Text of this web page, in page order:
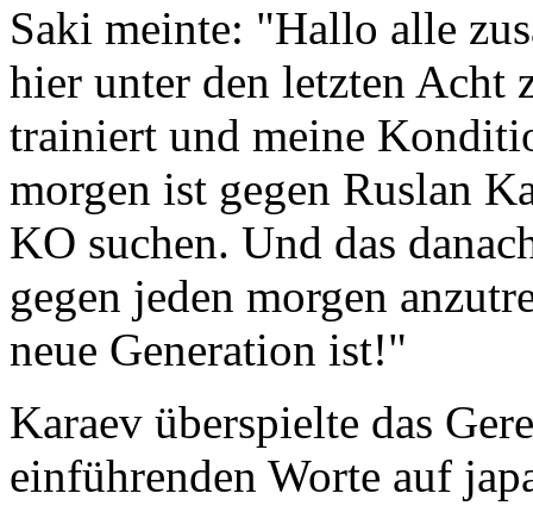
Saki meinte: "Hallo alle
hier unter den letzten Acht
trainiert und meine
morgen ist gegen Ruslan
KO suchen. Und das
gegen jeden morgen
neue Generation ist!"
Karaev überspielte das
einführenden Worte auf